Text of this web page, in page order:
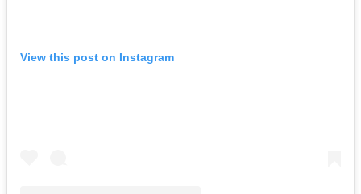
View this post on Instagram